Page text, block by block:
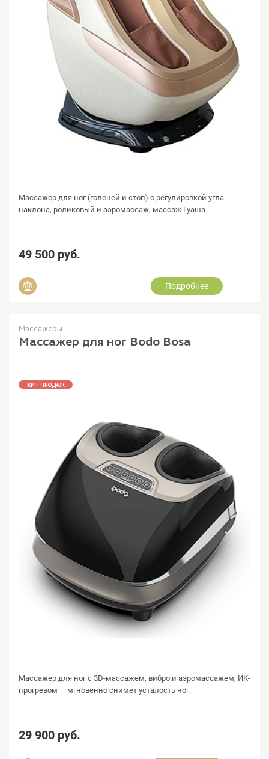
Массажер для ног (голеней и стоп) с регулировкой угла
наклона, роликовый и аэромассаж, массаж Гуаша.
49 500 руб.
Подробнее
Массажеры
Массажер для ног Bodo Bosa
ХИТ ПРОДАЖ
Массажер для ног с 3D-массажем, вибро и аэромассажем, ИК-
прогревом — мгновенно снимет усталость ног.
29 900 руб.